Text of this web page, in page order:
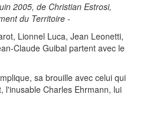
2005, de Christian Estrosi,
du Territoire -
Lionnel Luca, Jean Leonetti,
Claude Guibal partent avec le
sa brouille avec celui qui
l'inusable Charles Ehrmann, lui